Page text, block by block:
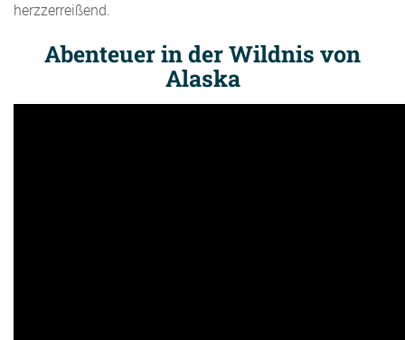
herzzerreißend.
Abenteuer in der Wildnis von
Alaska